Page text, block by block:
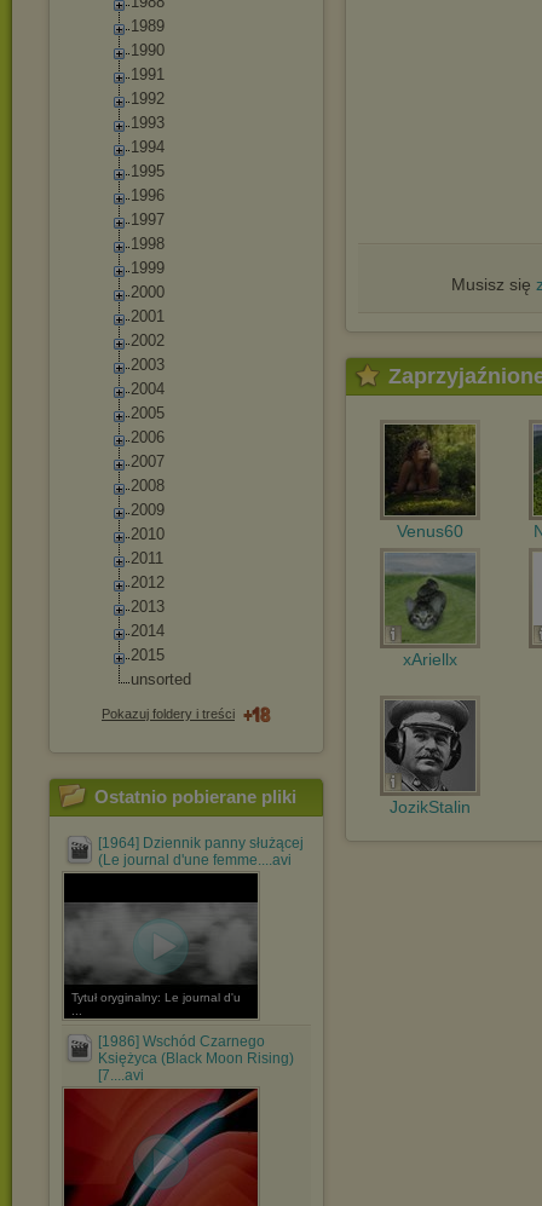
1989
1990
1991
1992
1993
1994
1995
1996
1997
1998
1999
2000
2001
2002
2003
2004
2005
2006
2007
2008
2009
2010
2011
2012
2013
2014
2015
unsorted
Pokazuj foldery i treści
Ostatnio pobierane pliki
[1964] Dziennik panny służącej
(Le journal d'une femme....avi
Tytuł oryginalny: Le journal d'u
[1986] Wschód Czarnego
Księżyca (Black Moon Rising)
[7....avi
Musisz się
Venus60
xAriellx
JozikStalin